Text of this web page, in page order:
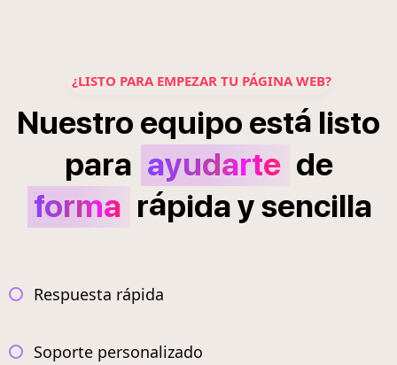
¿LISTO PARA EMPEZAR TU PÁGINA WEB?
Nuestro equipo está listo
para ayudarte de
forma rápidaysencilla
Respuesta rápida
Soporte personalizado